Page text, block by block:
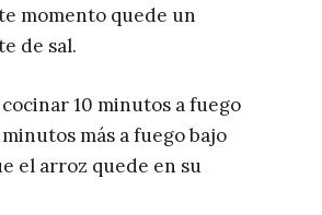
momento quede un
de sal.
10 minutos a fuego
más a fuego bajo
el arroz quede en su